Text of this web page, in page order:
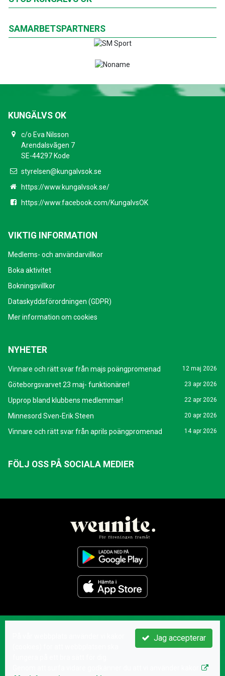
SAMARBETSPARTNERS
KUNGÄLVS OK
c/o Eva Nilsson
Arendalsvãgen 7
SE-44297 Kode
styrelsen@kungalvsok.se
https://www.kungalvsok.se/
https://www.facebook.com/KungalvsOK
VIKTIG INFORMATION
Medlems- och användarvillkor
Boka aktivitet
Bokningsvillkor
Dataskyddsförordningen (GDPR)
Mer information om cookies
NYHETER
Vinnare och rätt svar från majs poängpromenad 12 maj 2026
Göteborgsvarvet 23 maj- funktionärer! 23 apr 2026
Upprop bland klubbens medlemmar! 22 apr 2026
Minnesord Sven-Erik Steen 20 apr 2026
Vinnare och rätt svar från aprils poängpromenad 14 apr 2026
FÖLJ OSS PÅ SOCIALA MEDIER
Jag accepterar